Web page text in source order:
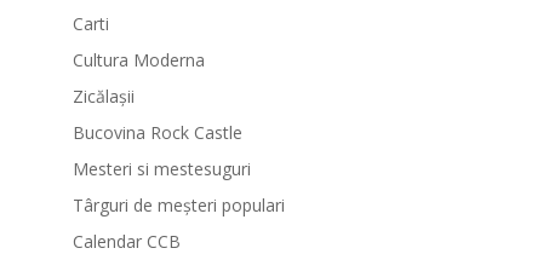
Carti
Cultura Moderna
Zicălașii
Bucovina Rock Castle
Mesteri si mestesuguri
Târguri de meșteri populari
Calendar CCB